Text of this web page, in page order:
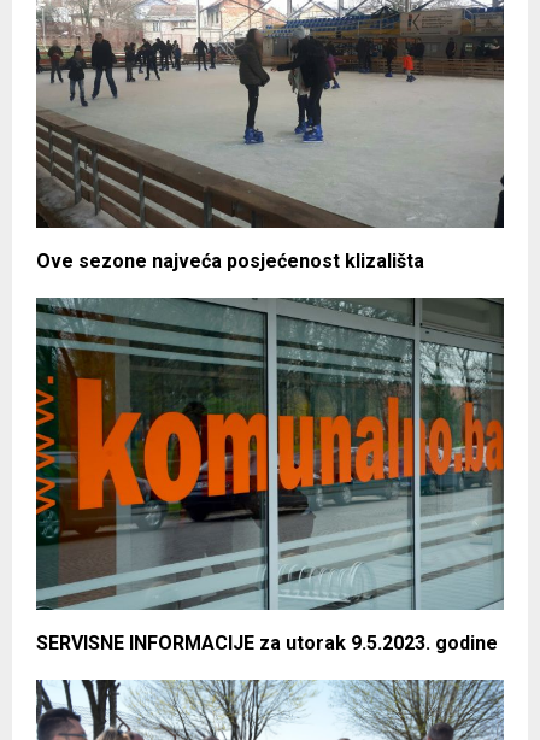
Ove sezone najveća posjećenost klizališta
SERVISNE INFORMACIJE za utorak 9.5.2023. godine